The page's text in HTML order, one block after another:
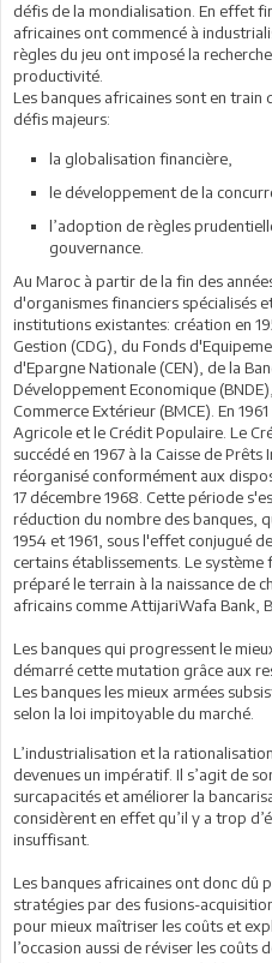
défis de la mondialisation. En effet
africaines ont commencé à
règles du jeu ont imposé la
productivité.
Les banques africaines sont en train
défis majeurs:
la globalisation financière,
le développement de la
l’adoption de règles
gouvernance.
Au Maroc à partir de la fin des
d'organismes financiers spécialisés
institutions existantes: création en
Gestion (CDG), du Fonds
d'Epargne Nationale (CEN), de la
Développement Economique
Commerce Extérieur (BMCE). En
Agricole et le Crédit Populaire. Le
succédé en 1967 à la Caisse de
réorganisé conformément aux
17 décembre 1968. Cette période
réduction du nombre des banques,
1954 et 1961, sous l'effet conjugué
certains établissements. Le système
préparé le terrain à la naissance de
africains comme AttijariWafa Bank,
Les banques qui progressent le
démarré cette mutation grâce aux
Les banques les mieux armées
selon la loi impitoyable du marché.
L’industrialisation et la
devenues un impératif. Il s’agit de
surcapacités et améliorer la
considèrent en effet qu’il y a trop
insuffisant.
Les banques africaines ont donc dû
stratégies par des fusions-
pour mieux maîtriser les coûts et
l’occasion aussi de réviser les coûts